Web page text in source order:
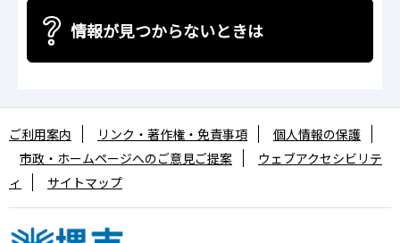
情報が見つからないときは
ご利用案内 リンク・著作権・免責事項
個人情報の保護
市政・ホームページへのご意見ご提案
ウェブアクセシビリテ
ィ
サイトマップ